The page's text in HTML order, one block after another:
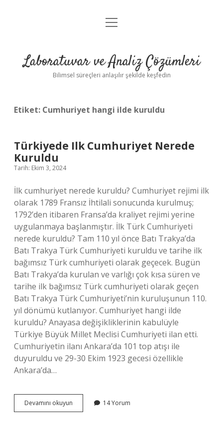
Anasayfa
Yasal Uyarı
menüyü
Laboratuvar ve Analiz Çözümleri
Bilimsel süreçleri anlaşılır şekilde keşfedin
Etiket: Cumhuriyet hangi ilde kuruldu
Türkiyede Ilk Cumhuriyet Nerede
Kuruldu
Tarih: Ekim 3, 2024
İlk cumhuriyet nerede kuruldu? Cumhuriyet rejimi ilk
olarak 1789 Fransız İhtilali sonucunda kurulmuş;
1792’den itibaren Fransa’da kraliyet rejimi yerine
uygulanmaya başlanmıştır. İlk Türk Cumhuriyeti
nerede kuruldu? Tam 110 yıl önce Batı Trakya’da
Batı Trakya Türk Cumhuriyeti kuruldu ve tarihe ilk
bağımsız Türk cumhuriyeti olarak geçecek. Bugün
Batı Trakya’da kurulan ve varlığı çok kısa süren ve
tarihe ilk bağımsız Türk cumhuriyeti olarak geçen
Batı Trakya Türk Cumhuriyeti’nin kuruluşunun 110.
yıl dönümü kutlanıyor. Cumhuriyet hangi ilde
kuruldu? Anayasa değişikliklerinin kabulüyle
Türkiye Büyük Millet Meclisi Cumhuriyeti ilan etti.
Cumhuriyetin ilanı Ankara’da 101 top atışı ile
duyuruldu ve 29-30 Ekim 1923 gecesi özellikle
Ankara’da…
Devamını okuyun Türkiyede
Ilk
14 Yorum